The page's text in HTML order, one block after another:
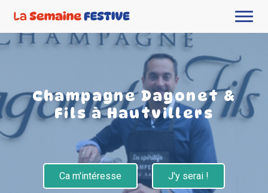
Champagne Dagonet &
Fils à Hautvillers
Ca m'intéresse J'y serai !